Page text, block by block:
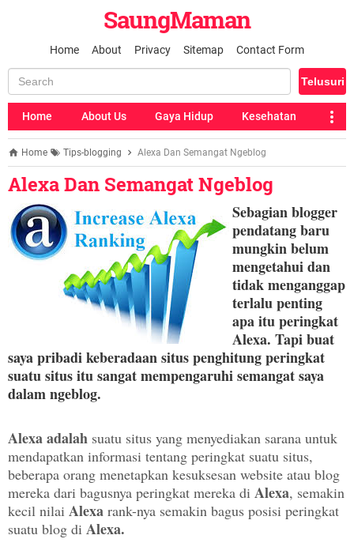
SaungMaman
Home About Privacy Sitemap Contact Form
Home About Us Gaya Hidup Kesehatan
Home Tips-blogging Alexa Dan Semangat Ngeblog
Alexa Dan Semangat Ngeblog
Sebagian blogger
pendatang baru
mungkin belum
mengetahui dan
tidak menganggap
terlalu penting
apa itu peringkat
Alexa. Tapi buat
saya pribadi keberadaan situs penghitung peringkat
suatu situs itu sangat mempengaruhi semangat saya
dalam ngeblog.
Alexa adalah suatu situs yang menyediakan sarana untuk
mendapatkan informasi tentang peringkat suatu situs,
beberapa orang menetapkan kesuksesan website atau blog
mereka dari bagusnya peringkat mereka di Alexa, semakin
kecil nilai Alexa rank-nya semakin bagus posisi peringkat
suatu blog di Alexa.